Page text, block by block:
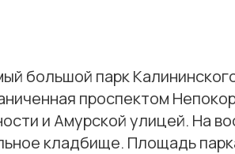
большой парк
проспектом
и Амурской улицей. На
кладбище. Площадь